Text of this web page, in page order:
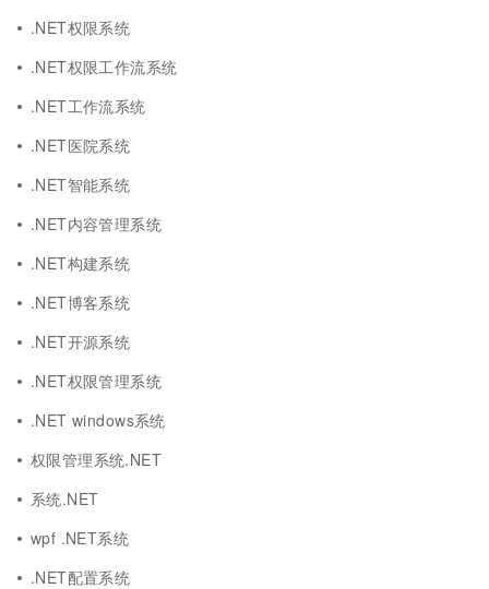
.NET权限系统
.NET权限工作流系统
.NET工作流系统
.NET医院系统
.NET智能系统
.NET内容管理系统
.NET构建系统
.NET博客系统
.NET开源系统
.NET权限管理系统
.NET windows系统
权限管理系统.NET
系统.NET
wpf .NET系统
.NET配置系统